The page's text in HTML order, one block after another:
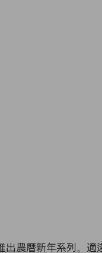
出農曆新年系列。適